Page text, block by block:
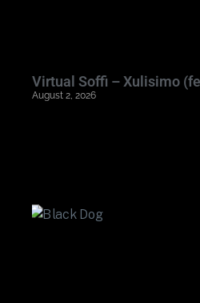
Virtual Soffi – Xulisimo
August 2, 2026